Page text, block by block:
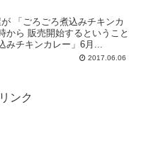
から 販売開始するということ
ろごろ煮込みチキンカレー」6月...
2017.06.06
ンク